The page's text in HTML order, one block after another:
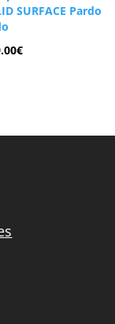
SURFACE Pardo
€